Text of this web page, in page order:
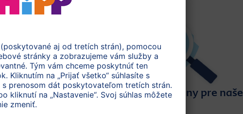
Odkiaľ pochádzajú suroviny pre naše